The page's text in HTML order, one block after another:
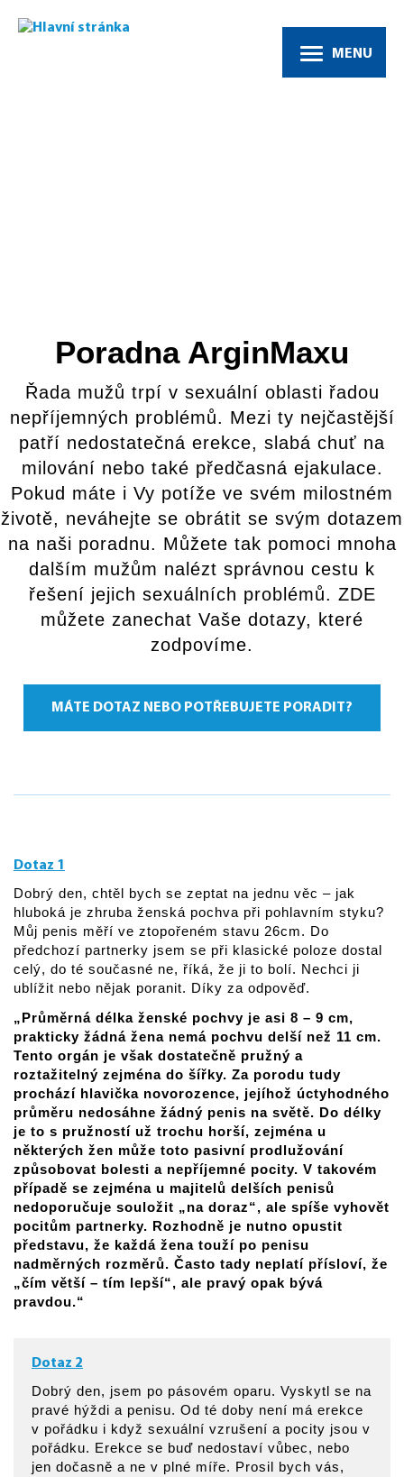
MENU
Poradna ArginMaxu
Řada mužů trpí v sexuální oblasti řadou
nepříjemných problémů. Mezi ty nejčastější
patří nedostatečná erekce, slabá chuť na
milování nebo také předčasná ejakulace.
Pokud máte i Vy potíže ve svém milostném
životě, neváhejte se obrátit se svým dotazem
na naši poradnu. Můžete tak pomoci mnoha
dalším mužům nalézt správnou cestu k
řešení jejich sexuálních problémů. ZDE
můžete zanechat Vaše dotazy, které
zodpovíme.
MÁTE DOTAZ NEBO POTŘEBUJETE PORADIT?
Dotaz 1
Dobrý den, chtěl bych se zeptat na jednu věc – jak
hluboká je zhruba ženská pochva při pohlavním styku?
Můj penis měří ve ztopořeném stavu 26cm. Do
předchozí partnerky jsem se při klasické poloze dostal
celý, do té současné ne, říká, že ji to bolí. Nechci ji
ublížit nebo nějak poranit. Díky za odpověď.
„Průměrná délka ženské pochvy je asi 8 – 9 cm,
prakticky žádná žena nemá pochvu delší než 11 cm.
Tento orgán je však dostatečně pružný a
roztažitelný zejména do šířky. Za porodu tudy
prochází hlavička novorozence, jejíhož úctyhodného
průměru nedosáhne žádný penis na světě. Do délky
je to s pružností už trochu horší, zejména u
některých žen může toto pasivní prodlužování
způsobovat bolesti a nepříjemné pocity. V takovém
případě se zejména u majitelů delších penisů
nedoporučuje souložit „na doraz“, ale spíše vyhovět
pocitům partnerky. Rozhodně je nutno opustit
představu, že každá žena touží po penisu
nadměrných rozměrů. Často tady neplatí přísloví, že
„čím větší – tím lepší“, ale pravý opak bývá
pravdou.“
Dotaz 2
Dobrý den, jsem po pásovém oparu. Vyskytl se na
pravé hýždi a penisu. Od té doby není má erekce
v pořádku i když sexuální vzrušení a pocity jsou v
pořádku. Erekce se buď nedostaví vůbec, nebo
jen dočasně a ne v plné míře. Prosil bych vás,